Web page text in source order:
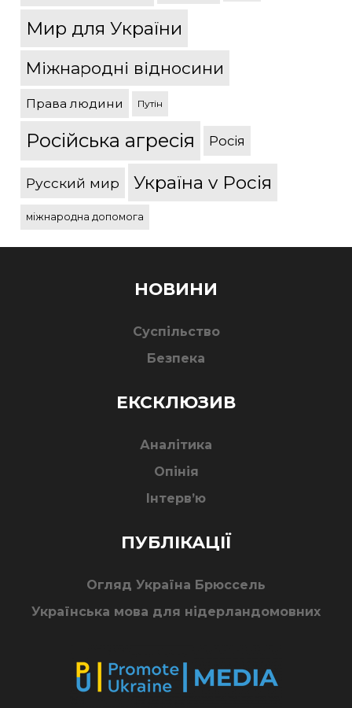
Мир для України
Міжнародні відносини
Права людини Путін
Російська агресія Росія
Русский мир Україна v Росія
міжнародна допомога
НОВИНИ
Суспільство
Безпека
ЕКСКЛЮЗИВ
Аналітика
Опінія
Інтерв’ю
ПУБЛІКАЦІЇ
Огляд Україна Брюссель
Українська мова для нідерландомовних